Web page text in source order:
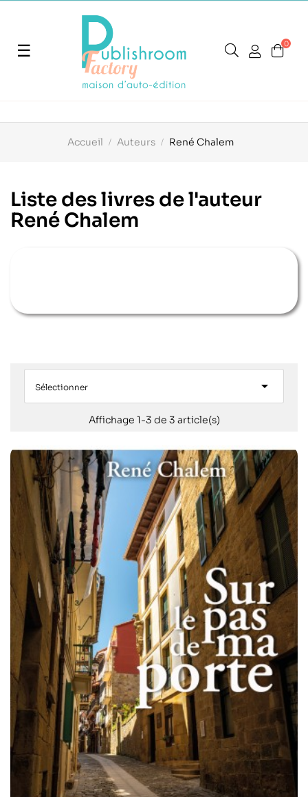
Basculer
navigation
☰ 0
Accueil Auteurs René Chalem
Liste des livres de l'auteur
René Chalem
Sélectionner 
Affichage 1-3 de 3 article(s)